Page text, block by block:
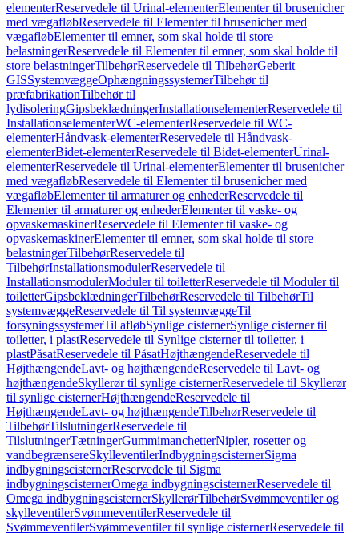
elementerReservedele til Urinal-elementerElementer til brusenicher
med vægafløbReservedele til Elementer til brusenicher med
vægafløbElementer til emner, som skal holde til store
belastningerReservedele til Elementer til emner, som skal holde til
store belastningerTilbehørReservedele til TilbehørGeberit
GISSystemvæggeOphængningssystemerTilbehør til
præfabrikationTilbehør til
lydisoleringGipsbeklædningerInstallationselementerReservedele til
InstallationselementerWC-elementerReservedele til WC-
elementerHåndvask-elementerReservedele til Håndvask-
elementerBidet-elementerReservedele til Bidet-elementerUrinal-
elementerReservedele til Urinal-elementerElementer til brusenicher
med vægafløbReservedele til Elementer til brusenicher med
vægafløbElementer til armaturer og enhederReservedele til
Elementer til armaturer og enhederElementer til vaske- og
opvaskemaskinerReservedele til Elementer til vaske- og
opvaskemaskinerElementer til emner, som skal holde til store
belastningerTilbehørReservedele til
TilbehørInstallationsmodulerReservedele til
InstallationsmodulerModuler til toiletterReservedele til Moduler til
toiletterGipsbeklædningerTilbehørReservedele til TilbehørTil
systemvæggeReservedele til Til systemvæggeTil
forsyningssystemerTil afløbSynlige cisternerSynlige cisterner til
toiletter, i plastReservedele til Synlige cisterner til toiletter, i
plastPåsatReservedele til PåsatHøjthængendeReservedele til
HøjthængendeLavt- og højthængendeReservedele til Lavt- og
højthængendeSkyllerør til synlige cisternerReservedele til Skyllerør
til synlige cisternerHøjthængendeReservedele til
HøjthængendeLavt- og højthængendeTilbehørReservedele til
TilbehørTilslutningerReservedele til
TilslutningerTætningerGummimanchetterNipler, rosetter og
vandbegrænsereSkylleventilerIndbygningscisternerSigma
indbygningscisternerReservedele til Sigma
indbygningscisternerOmega indbygningscisternerReservedele til
Omega indbygningscisternerSkyllerørTilbehørSvømmeventiler og
skylleventilerSvømmeventilerReservedele til
SvømmeventilerSvømmeventiler til synlige cisternerReservedele til